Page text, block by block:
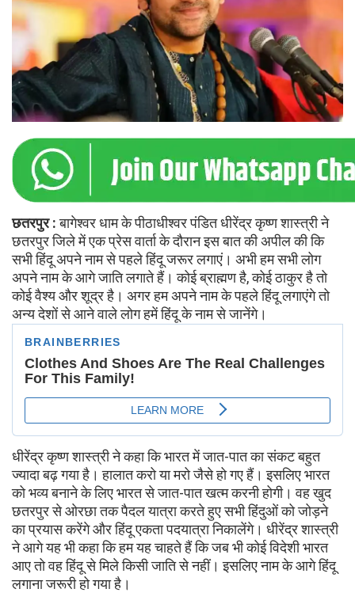
छतरपुर :बागेश्वर धाम के पीठाधीश्वर पंडित धीरेंद्र कृष्ण शास्त्री ने
छतरपुर जिले में एक प्रेस वार्ता के दौरान इस बात की अपील की कि
सभी हिंदू अपने नाम से पहले हिंदू जरूर लगाएं। अभी हम सभी लोग
अपने नाम के आगे जाति लगाते हैं। कोई ब्राह्मण है, कोई ठाकुर है तो
कोई वैश्य और शूद्र है। अगर हम अपने नाम के पहले हिंदू लगाएंगे तो
अन्य देशों से आने वाले लोग हमें हिंदू के नाम से जानेंगे।
धीरेंद्र कृष्ण शास्त्री ने कहा कि भारत में जात-पात का संकट बहुत
ज्यादा बढ़ गया है। हालात करो या मरो जैसे हो गए हैं। इसलिए भारत
को भव्य बनाने के लिए भारत से जात-पात खत्म करनी होगी। वह खुद
छतरपुर से ओरछा तक पैदल यात्रा करते हुए सभी हिंदुओं को जोड़ने
का प्रयास करेंगे और हिंदू एकता पदयात्रा निकालेंगे। धीरेंद्र शास्त्री
ने आगे यह भी कहा कि हम यह चाहते हैं कि जब भी कोई विदेशी भारत
आए तो वह हिंदू से मिले किसी जाति से नहीं। इसलिए नाम के आगे हिंदू
लगाना जरूरी हो गया है।